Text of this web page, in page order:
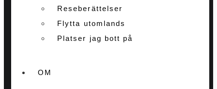
Reseberättelser
Flytta utomlands
Platser jag bott på
OM